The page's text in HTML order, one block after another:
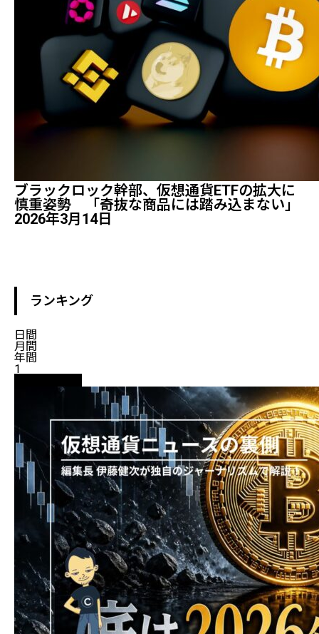
ブラックロック幹部、仮想通貨ETFの拡大に
慎重姿勢 「奇抜な商品には踏み込まない」
2026年3月14日
ランキング
日間
月間
年間
1